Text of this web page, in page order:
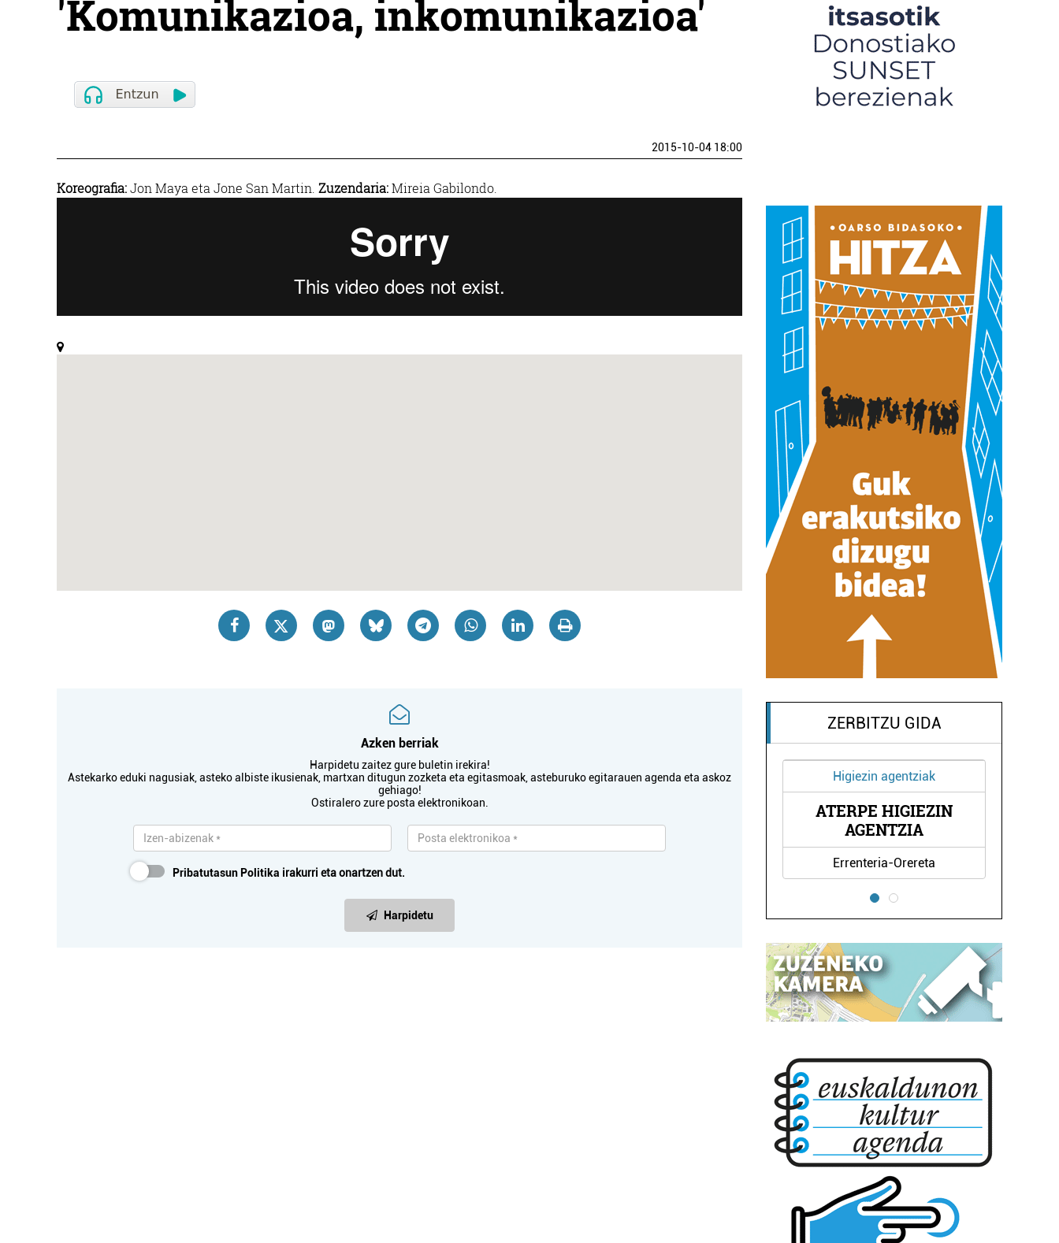
'Komunikazioa, inkomunikazioa'
2015-10-04 18:00
Koreografia:Jon Maya eta Jone San Martin. Zuzendaria:Mireia Gabilondo.
Azken berriak
Harpidetu zaitez gure buletin irekira!
Astekarko eduki nagusiak, asteko albiste ikusienak, martxan ditugun zozketa eta egitasmoak, asteburuko egitarauen agenda eta askoz
gehiago!
Ostiralero zure posta elektronikoan.
Pribatutasun Politika irakurri eta onartzen dut.
Harpidetu
ZERBITZU GIDA
Higiezin agentziak
AGENTZIA
Errenteria-Orereta
Oihalak
AMI OIHALAK
Higiezin agentziak
AGENTZIA
Oihalak
AMI OIHALAK
Errenteria-Orereta